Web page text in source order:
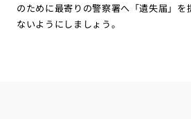
のために最寄りの警察署へ「遺失届」
ないようにしましょう。